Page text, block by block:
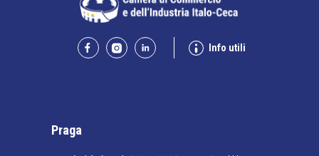
Info utili
Praga